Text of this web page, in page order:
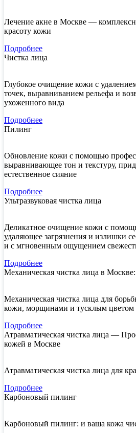
Лечение акне в Москве —
красоту кожи
Подробнее
Чистка лица
Глубокое очищение кожи с
точек, выравниванием рельефа и
ухоженного вида
Подробнее
Пилинг
Обновление кожи с помощью
выравнивающее тон и текстуру,
естественное сияние
Подробнее
Ультразвуковая чистка лица
Деликатное очищение кожи с
удаляющее загрязнения и излишки
и с мгновенным ощущением
Подробнее
Механическая чистка лица в
Механическая чистка лица для
кожи, морщинами и тусклым цветом
Подробнее
Атравматическая чистка лица —
кожей в Москве
Атравматическая чистка лица для
Подробнее
Карбоновый пилинг
Карбоновый пилинг: и ваша кожа